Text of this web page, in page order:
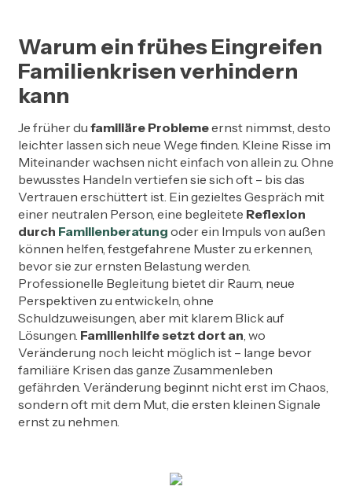
Warum ein frühes Eingreifen
Familienkrisen verhindern
kann
Je früher du familiäre Problemeernst nimmst, desto
leichter lassen sich neue Wege finden. Kleine Risse im
Miteinander wachsen nicht einfach von allein zu. Ohne
bewusstes Handeln vertiefen sie sich oft – bis das
Vertrauen erschüttert ist. Ein gezieltes Gespräch mit
einer neutralen Person, eine begleitete Reflexion
durch Familienberatung oder ein Impuls von außen
können helfen, festgefahrene Muster zu erkennen,
bevor sie zur ernsten Belastung werden.
Professionelle Begleitung bietet dir Raum, neue
Perspektiven zu entwickeln, ohne
Schuldzuweisungen, aber mit klarem Blick auf
Lösungen. Familienhilfe setzt dort an , wo
Veränderung noch leicht möglich ist – lange bevor
familiäre Krisen das ganze Zusammenleben
gefährden. Veränderung beginnt nicht erst im Chaos,
sondern oft mit dem Mut, die ersten kleinen Signale
ernst zu nehmen.